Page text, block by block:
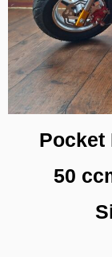
Pocket
50